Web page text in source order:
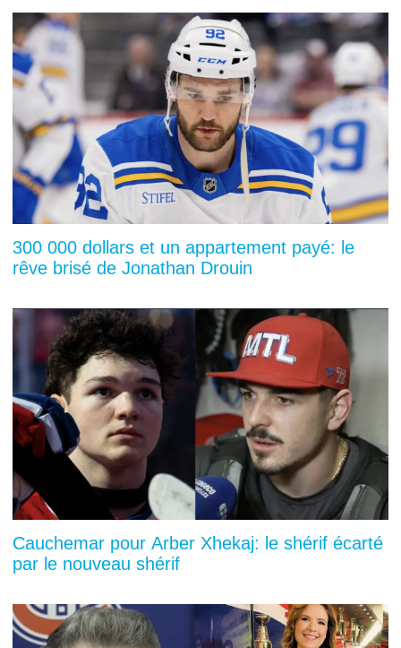
300 000 dollars et un appartement payé: le
rêve brisé de Jonathan Drouin
Cauchemar pour Arber Xhekaj: le shérif écarté
par le nouveau shérif